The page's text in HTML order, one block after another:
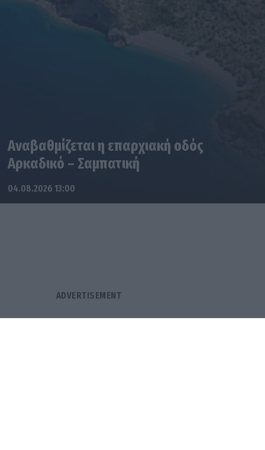
Αναβαθμίζεται η επαρχιακή οδός
Αρκαδικό – Σαμπατική
04.08.2026 13:00